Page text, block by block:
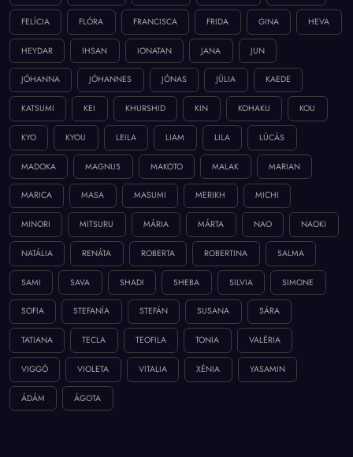
FELÍCIA FLÓRA FRANCISCA FRIDA GINA HEVA
HEYDAR IHSAN IONATAN JANA JUN
JÓHANNA JÓHANNES JÓNAS JÚLIA KAEDE
KATSUMI KEI KHURSHID KIN KOHAKU KOU
KYO KYOU LEILA LIAM LILA LÚCÁS
MADOKA MAGNUS MAKOTO MALAK MARIAN
MARICA MASA MASUMI MERIKH MICHI
MINORI MITSURU MÁRIA MÁRTA NAO NAOKI
NATÁLIA RENÁTA ROBERTA ROBERTINA SALMA
SAMI SAVA SHADI SHEBA SILVIA SIMONE
SOFIA STEFANÍA STEFÁN SUSANA SÁRA
TATIANA TECLA TEOFILA TONIA VALÉRIA
VIGGÓ VIOLETA VITALIA XÉNIA YASAMIN
ÁDÁM ÁGOTA